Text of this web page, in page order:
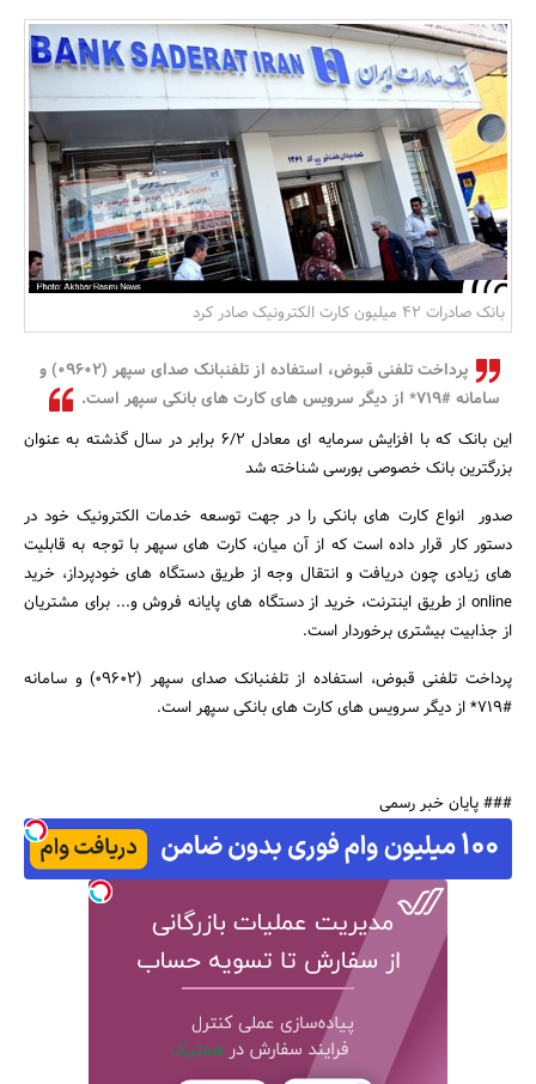
بانک، بیمه و سرمایه
مسکن و ساختمان
جستجو
بانک صادرات 42 میلیون کارت الکترونیک صادر کرد
پرداخت تلفنی قبوض، استفاده از تلفنبانک صدای سپهر (09602) و
سامانه #719* از دیگر سرویس های کارت های بانکی سپهر است.
این بانک که با افزایش سرمایه ای معادل 6/2 برابر در سال گذشته به عنوان
بزرگترین بانک خصوصی بورسی شناخته شد
صدور انواع کارت های بانکی را در جهت توسعه خدمات الکترونیک خود در
دستور کار قرار داده است که از آن میان، کارت های سپهر با توجه به قابلیت
های زیادی چون دریافت و انتقال وجه از طریق دستگاه های خودپرداز، خرید
online از طریق اینترنت، خرید از دستگاه های پایانه فروش و... برای مشتریان
از جذابیت بیشتری برخوردار است.
پرداخت تلفنی قبوض، استفاده از تلفنبانک صدای سپهر (09602) و سامانه
#719* از دیگر سرویس های کارت های بانکی سپهر است.
### پایان خبر رسمی